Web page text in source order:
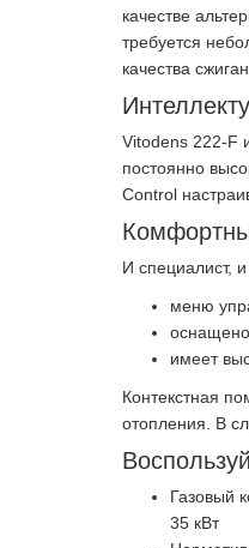
качестве
требуется
качества
Vitodens 222-F
постоянно
Control
И специалист,
меню
имеет
Контекстная
отопления. В
Газовый
35 кВт